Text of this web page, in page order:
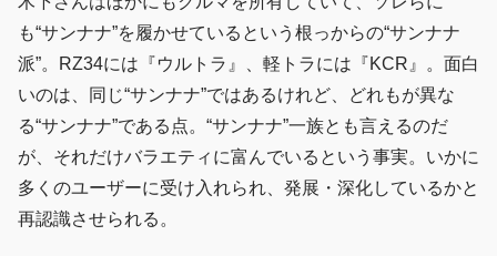
も“サンナナ”を履かせているという根っからの“サンナナ
派”。RZ34には『ウルトラ』、軽トラには『KCR』。面白
いのは、同じ“サンナナ”ではあるけれど、どれもが異な
る“サンナナ”である点。“サンナナ”一族とも言えるのだ
が、それだけバラエティに富んでいるという事実。いかに
多くのユーザーに受け入れられ、発展・深化しているかと
再認識させられる。